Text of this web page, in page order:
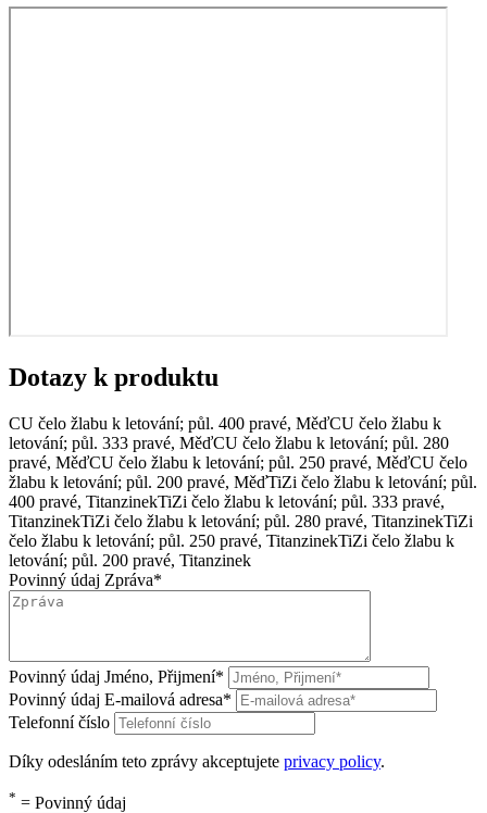
Dotazy k produktu
CU čelo žlabu k letování; půl. 400 pravé, MěďCU čelo žlabu k
letování; půl. 333 pravé, MěďCU čelo žlabu k letování; půl. 280
pravé, MěďCU čelo žlabu k letování; půl. 250 pravé, MěďCU čelo
žlabu k letování; půl. 200 pravé, MěďTiZi čelo žlabu k letování; půl.
400 pravé, TitanzinekTiZi čelo žlabu k letování; půl. 333 pravé,
TitanzinekTiZi čelo žlabu k letování; půl. 280 pravé, TitanzinekTiZi
čelo žlabu k letování; půl. 250 pravé, TitanzinekTiZi čelo žlabu k
letování; půl. 200 pravé, Titanzinek
Povinný údaj Zpráva*
Povinný údaj Jméno, Přijmení*
Povinný údaj E-mailová adresa*
Telefonní číslo
Díky odesláním teto zprávy akceptujete privacy policy.
* = Povinný údaj